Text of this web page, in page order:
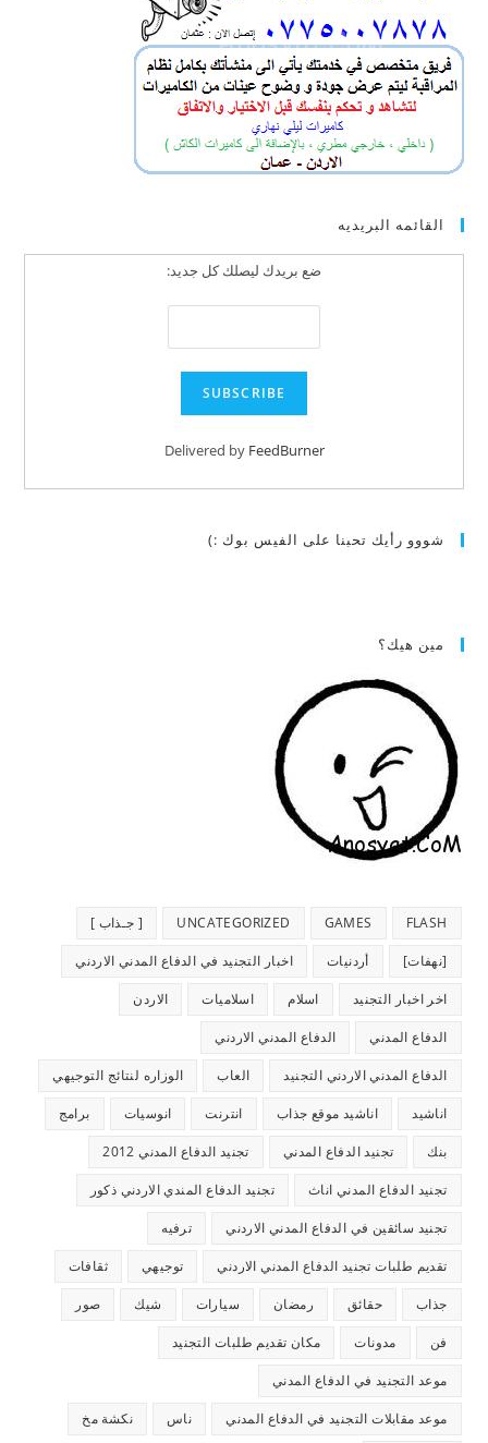
القائمه البريديه
ضع بريدك ليصلك كل جديد:
Delivered by FeedBurner
شووو رأيك تحبنا على الفيس بوك :)
مين هيك؟
FLASH
GAMES
UNCATEGORIZED [ جـذاب ]
[نهفات] أردنيات اخبار التجنيد في الدفاع المدني الاردني
اخر اخبار التجنيد اسلام اسلاميات الاردن
الدفاع المدني الدفاع المدني الاردني
الدفاع المدني الاردني التجنيد العاب الوزاره لنتائج التوجيهي
اناشيد اناشيد موقع جذاب انترنت انوسيات برامج
بنك تجنيد الدفاع المدني تجنيد الدفاع المدني 2012
تجنيد الدفاع المدني اناث تجنيد الدفاع المندي الاردني ذكور
تجنيد سائقين في الدفاع المدني الاردني ترفيه
تقديم طلبات تجنيد الدفاع المدني الاردني توجيهي ثقافات
جذاب حقائق رمضان سيارات شيك صور
فن مدونات مكان تقديم طلبات التجنيد
موعد التجنيد في الدفاع المدني
موعد مقابلات التجنيد في الدفاع المدني ناس نكشة مخ